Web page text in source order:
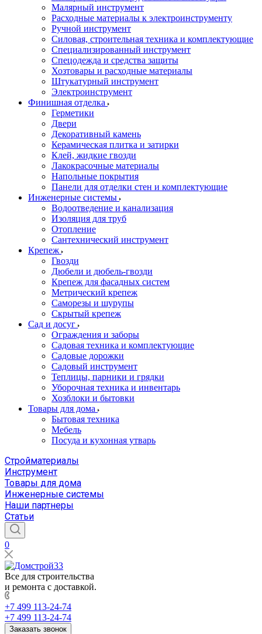
Малярный инструмент
Расходные материалы к электроинструменту
Ручной инструмент
Силовая, строительная техника и комплектующие
Специализированный инструмент
Спецодежда и средства защиты
Хозтовары и расходные материалы
Штукатурный инструмент
Электроинструмент
Финишная отделка
Герметики
Двери
Декоративный камень
Керамическая плитка и затирки
Клей, жидкие гвозди
Лакокрасочные материалы
Напольные покрытия
Панели для отделки стен и комплектующие
Инженерные системы
Водоотведение и канализация
Изоляция для труб
Отопление
Сантехнический инструмент
Крепеж
Гвозди
Дюбели и дюбель-гвозди
Крепеж для фасадных систем
Метрический крепеж
Саморезы и шурупы
Скрытый крепеж
Сад и досуг
Ограждения и заборы
Садовая техника и комплектующие
Садовые дорожки
Садовый инструмент
Теплицы, парники и грядки
Уборочная техника и инвентарь
Хозблоки и бытовки
Товары для дома
Бытовая техника
Мебель
Посуда и кухонная утварь
Стройматериалы
Инструмент
Товары для дома
Инженерные системы
Наши партнеры
Статьи
0
Все для строительства
и ремонта с доставкой.
+7 499 113-24-74
+7 499 113-24-74
Заказать звонок